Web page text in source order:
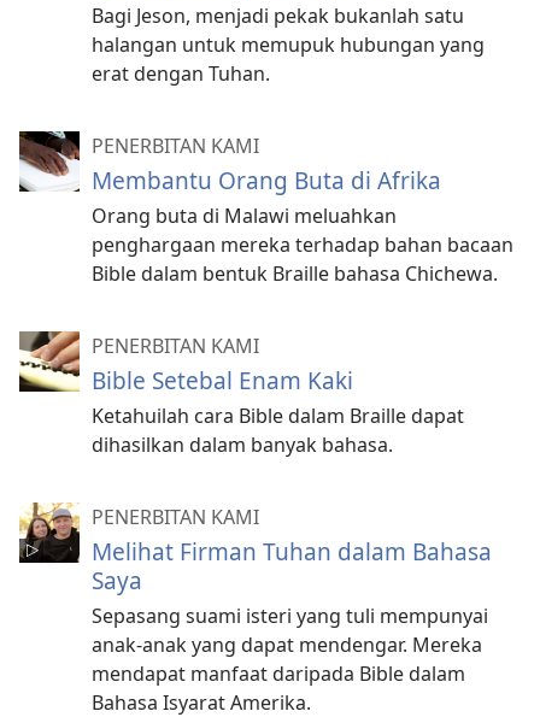
Bagi Jeson, menjadi pekak bukanlah satu
halangan untuk memupuk hubungan yang
erat dengan Tuhan.
PENERBITAN KAMI
Membantu Orang Buta di Afrika
Orang buta di Malawi meluahkan
penghargaan mereka terhadap bahan bacaan
Bible dalam bentuk Braille bahasa Chichewa.
PENERBITAN KAMI
Bible Setebal Enam Kaki
Ketahuilah cara Bible dalam Braille dapat
dihasilkan dalam banyak bahasa.
PENERBITAN KAMI
Melihat Firman Tuhan dalam Bahasa
Saya
Sepasang suami isteri yang tuli mempunyai
anak-anak yang dapat mendengar. Mereka
mendapat manfaat daripada Bible dalam
Bahasa Isyarat Amerika.